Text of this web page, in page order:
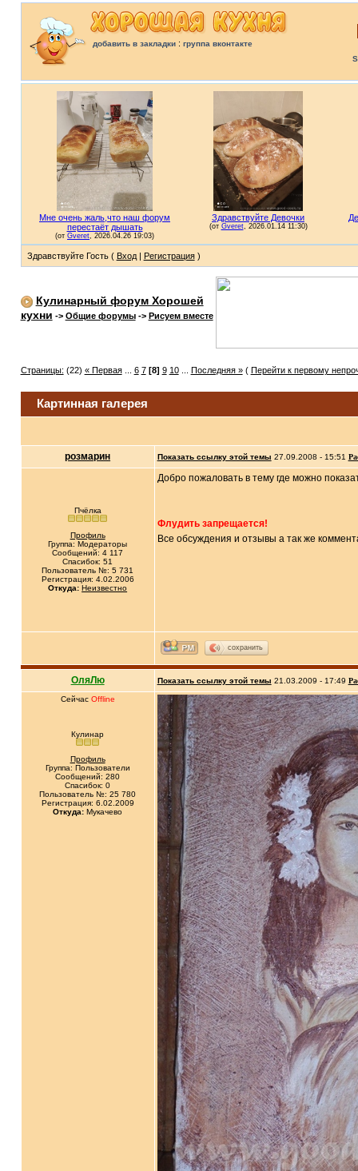
добавить в закладки: группа вконтакте
Здравствуйте Гость ( Вход| Регистрация)
Кулинарный форум Хорошей
кухни -> Общие форумы-> Рисуем вместе
Страницы: (22) « Первая... 6 7 [8] 9 10... Последняя »( Перейти к первому
Картинная галерея
розмарин Показать ссылку этой темы 27.09.2008 - 15:51
Пчёлка
Профиль
Группа: Модераторы
Сообщений: 4 117
Спасибок: 51
Пользователь №: 5 731
Регистрация: 4.02.2006
Откуда: Неизвестно
Добро пожаловать в тему где можно
Флудить запрещается!
Все обсуждения и отзывы а так же
сохранить
ОляЛю Показать ссылку этой темы 21.03.2009 - 17:49
Сейчас Offline
Кулинар
Профиль
Группа: Пользователи
Сообщений: 280
Спасибок: 0
Пользователь №: 25 780
Регистрация: 6.02.2009
Откуда: Мукачево